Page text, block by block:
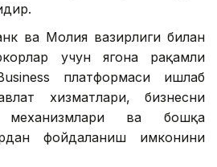
ва Молия вазирлиги билан
учун ягона рақамли
платформаси ишлаб
хизматлари, бизнесни
механизмлари ва бошқа
фойдаланиш имконини